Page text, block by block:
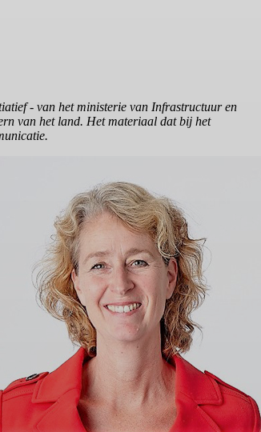
- van het ministerie van Infrastructuur en
van het land. Het materiaal dat bij het